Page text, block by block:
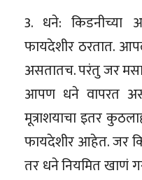
3. धने: किडनीच्या
फायदेशीर ठरतात.
असतातच. परंतु जर
आपण धने वापरत
मूत्राशयाचा इतर
फायदेशीर आहेत. जर
तर धने नियमित